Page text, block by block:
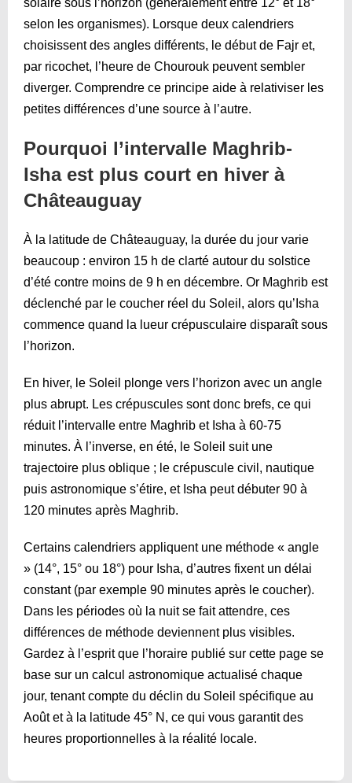
selon les organismes). Lorsque deux calendriers
choisissent des angles différents, le début de Fajr et,
par ricochet, l’heure de Chourouk peuvent sembler
diverger. Comprendre ce principe aide à relativiser les
petites différences d’une source à l’autre.
Pourquoi l’intervalle Maghrib-
Isha est plus court en hiver à
Châteauguay
À la latitude de Châteauguay, la durée du jour varie
beaucoup : environ 15 h de clarté autour du solstice
d’été contre moins de 9 h en décembre. Or Maghrib est
déclenché par le coucher réel du Soleil, alors qu’Isha
commence quand la lueur crépusculaire disparaît sous
l’horizon.
En hiver, le Soleil plonge vers l’horizon avec un angle
plus abrupt. Les crépuscules sont donc brefs, ce qui
réduit l’intervalle entre Maghrib et Isha à 60-75
minutes. À l’inverse, en été, le Soleil suit une
trajectoire plus oblique ; le crépuscule civil, nautique
puis astronomique s’étire, et Isha peut débuter 90 à
120 minutes après Maghrib.
Certains calendriers appliquent une méthode « angle
» (14°, 15° ou 18°) pour Isha, d’autres fixent un délai
constant (par exemple 90 minutes après le coucher).
Dans les périodes où la nuit se fait attendre, ces
différences de méthode deviennent plus visibles.
Gardez à l’esprit que l’horaire publié sur cette page se
base sur un calcul astronomique actualisé chaque
jour, tenant compte du déclin du Soleil spécifique au
Août et à la latitude 45° N, ce qui vous garantit des
heures proportionnelles à la réalité locale.